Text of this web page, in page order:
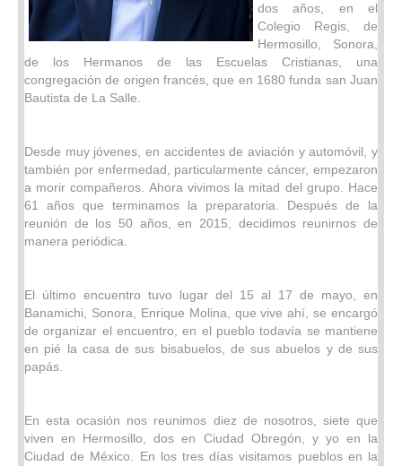
dos años, en el
Colegio Regis, de
Hermosillo, Sonora,
de los Hermanos de las Escuelas Cristianas, una
congregación de origen francés, que en 1680 funda san Juan
Bautista de La Salle.
Desde muy jóvenes, en accidentes de aviación y automóvil, y
también por enfermedad, particularmente cáncer, empezaron
a morir compañeros. Ahora vivimos la mitad del grupo. Hace
61 años que terminamos la preparatoria. Después de la
reunión de los 50 años, en 2015, decidimos reunirnos de
manera periódica.
El último encuentro tuvo lugar del 15 al 17 de mayo, en
Banamichi, Sonora, Enrique Molina, que vive ahí, se encargó
de organizar el encuentro, en el pueblo todavía se mantiene
en pié la casa de sus bisabuelos, de sus abuelos y de sus
papás.
En esta ocasión nos reunimos diez de nosotros, siete que
viven en Hermosillo, dos en Ciudad Obregón, y yo en la
Ciudad de México. En los tres días visitamos pueblos en la